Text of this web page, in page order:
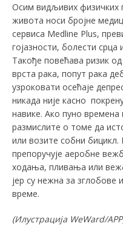
Осим видљивих физичких
живота носи бројне
сервиса Medline Plus,
гојазности, болести срца
Такође повећава ризик
врста рака, попут рака
узроковати осећаје
никада није касно
навике. Ако пуно времена
размислите о томе да
или возите собни
препоручује аеробне
ходања, пливања или
јер су нежна за зглобове
време.
(Илустрација WeWard/